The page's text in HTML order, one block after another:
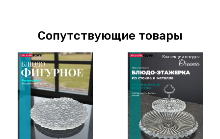
Сопутствующие товары